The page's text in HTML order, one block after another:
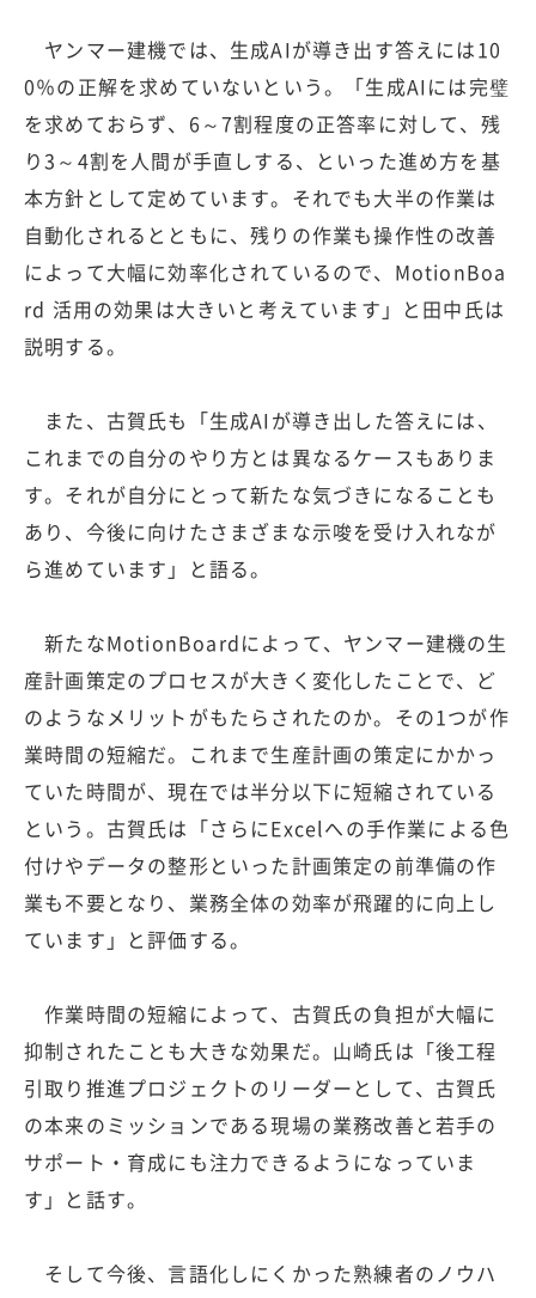
ヤンマー建機では、生成AIが導き出す答えには10
0％の正解を求めていないという。「生成AIには完璧
を求めておらず、6～7割程度の正答率に対して、残
り3～4割を人間が手直しする、といった進め方を基
本方針として定めています。それでも大半の作業は
自動化されるとともに、残りの作業も操作性の改善
によって大幅に効率化されているので、MotionBoa
rd 活用の効果は大きいと考えています」と田中氏は
説明する。
また、古賀氏も「生成AIが導き出した答えには、
これまでの自分のやり方とは異なるケースもありま
す。それが自分にとって新たな気づきになることも
あり、今後に向けたさまざまな示唆を受け入れなが
ら進めています」と語る。
新たなMotionBoardによって、ヤンマー建機の生
産計画策定のプロセスが大きく変化したことで、ど
のようなメリットがもたらされたのか。その1つが作
業時間の短縮だ。これまで生産計画の策定にかかっ
ていた時間が、現在では半分以下に短縮されている
という。古賀氏は「さらにExcelへの手作業による色
付けやデータの整形といった計画策定の前準備の作
業も不要となり、業務全体の効率が飛躍的に向上し
ています」と評価する。
作業時間の短縮によって、古賀氏の負担が大幅に
抑制されたことも大きな効果だ。山崎氏は「後工程
引取り推進プロジェクトのリーダーとして、古賀氏
の本来のミッションである現場の業務改善と若手の
サポート・育成にも注力できるようになっていま
す」と話す。
そして今後、言語化しにくかった熟練者のノウハ